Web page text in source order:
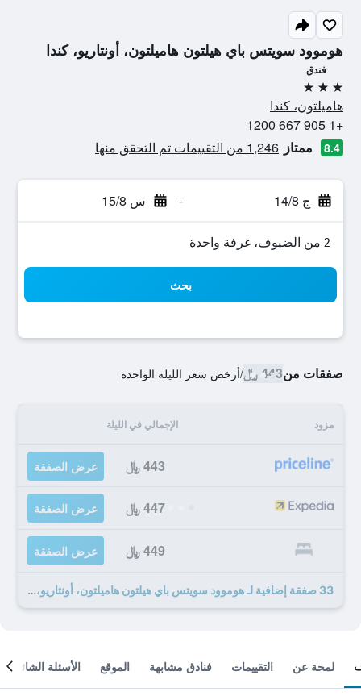
هوموود سويتس باي هيلتون هاميلتون، أونتاريو، كندا
فندق
3 نجوم
هاميلتون، كندا
+1 905 667 1200
8.4 ممتاز 1,246 من التقييمات تم التحقق منها
ج 14/8 - س 15/8
2 من الضيوف، غرفة واحدة
بحث
صفقات من443 ﷼ /أرخص سعر الليلة الواحدة
مزود الإجمالي في الليلة
443 ﷼ عرض الصفقة
447 ﷼ عرض الصفقة
449 ﷼ عرض الصفقة
33 صفقة إضافية لـ هوموود سويتس باي هيلتون هاميلتون، أونتاريو، كندا
لمحة عن التقييمات فنادق مشابهة الموقع الأسئلة الشائعة